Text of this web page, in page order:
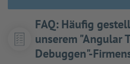
FAQ: Häufig
unserem "Angular
Debuggen"-